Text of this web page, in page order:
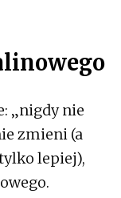
„nigdy nie
zmieni (a
lepiej),